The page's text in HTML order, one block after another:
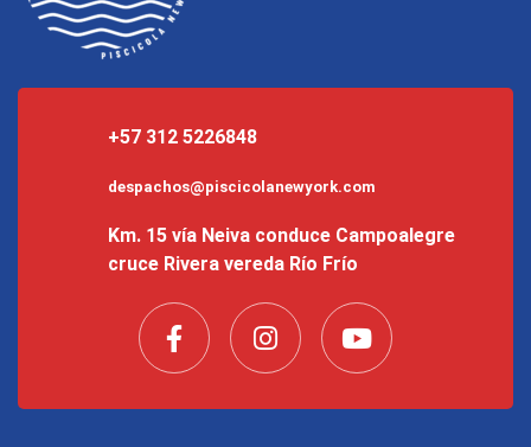
+57 312 5226848
despachos@piscicolanewyork.com
Km. 15 vía Neiva conduce Campoalegre
cruce Rivera vereda Río Frío